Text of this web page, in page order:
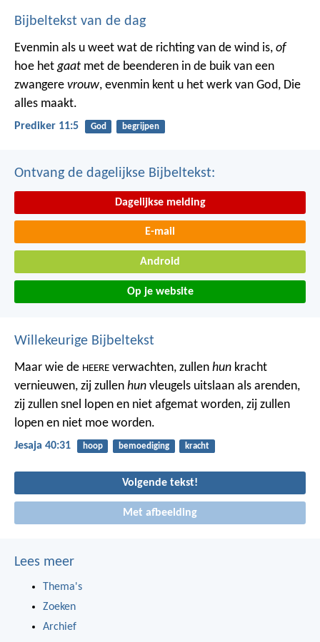
Bijbeltekst van de dag
Evenmin als u weet wat de richting van de wind is, of
hoe hetgaat met de beenderen in de buik van een
zwangere vrouw, evenmin kent u het werk van God, Die
alles maakt.
Prediker 11:5 God begrijpen
Ontvang de dagelijkse Bijbeltekst:
Dagelijkse melding
E-mail
Android
Op je website
Willekeurige Bijbeltekst
Maar wie de HEERE verwachten, zullen hun kracht
vernieuwen, zij zullen hun vleugels uitslaan als arenden,
zij zullen snel lopen en niet afgemat worden, zij zullen
lopen en niet moe worden.
Jesaja 40:31 hoop bemoediging kracht
Volgende tekst!
Met afbeelding
Lees meer
Thema's
Zoeken
Archief